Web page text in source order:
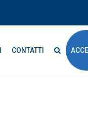
CONTATTI